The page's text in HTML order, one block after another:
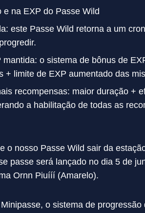
e na EXP do Passe Wild
este Passe Wild retorna a um
mantida: o sistema de bônus de
+ limite de EXP aumentado das
recompensas: maior duração +
a habilitação de todas as
o nosso Passe Wild sair da
passe será lançado no dia 5 de
Ornn Piuííí (Amarelo).
o sistema de